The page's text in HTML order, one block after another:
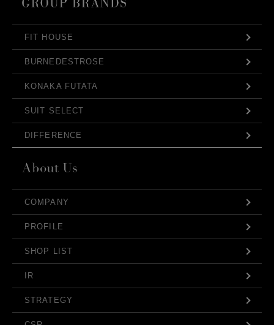
FIT HOUSE
BURNEDESTROSE
KONAKA FUTATA
SUIT SELECT
DIFFERENCE
COMPANY
PROFILE
SHOP LIST
IR
STRATEGY